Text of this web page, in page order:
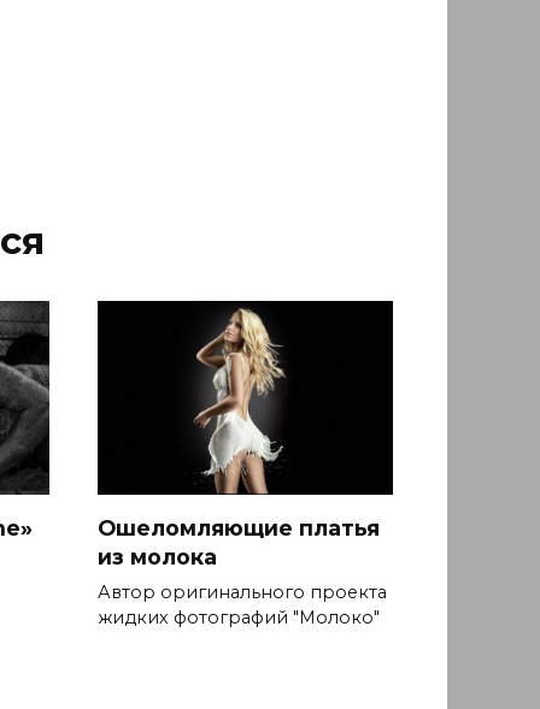
Ошеломляющие платья
из молока
Автор оригинального проекта
жидких фотографий "Молоко"